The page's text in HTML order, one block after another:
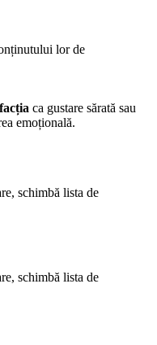
lor de
ca gustare sărată sau
emoțională.
schimbă lista de
schimbă lista de